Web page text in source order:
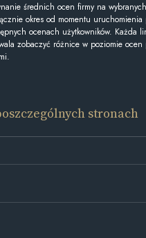
średnich ocen firmy na
okres od momentu
ocenach użytkowników. Każda
zobaczyć różnice w poziomie ocen
stronach